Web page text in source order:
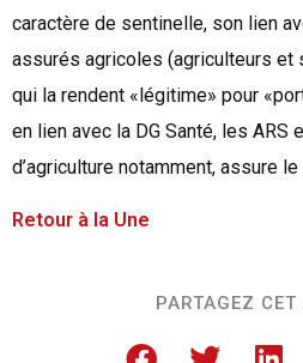
caractère de sentinelle, son lien
assurés agricoles (agriculteurs et
qui la rendent «légitime» pour
en lien avec la DG Santé, les ARS
d’agriculture notamment, assure
Retour à la Une
PARTAGEZ CET